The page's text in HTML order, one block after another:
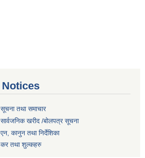
Notices
सूचना तथा समाचार
सार्वजनिक खरीद /बोलपत्र सूचना
एन, कानुन तथा निर्देशिका
कर तथा शुल्कहरु